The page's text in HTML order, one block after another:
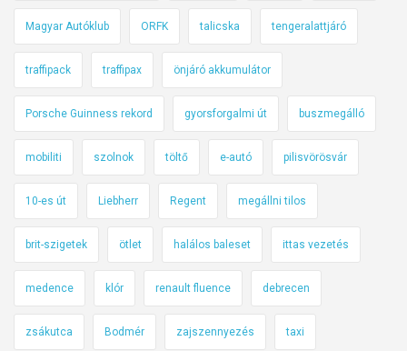
Magyar Autóklub ORFK talicska tengeralattjáró
traffipack traffipax önjáró akkumulátor
Porsche Guinness rekord gyorsforgalmi út buszmegálló
mobiliti szolnok töltő e-autó pilisvörösvár
10-es út Liebherr Regent megállni tilos
brit-szigetek ötlet halálos baleset ittas vezetés
medence klór renault fluence debrecen
zsákutca Bodmér zajszennyezés taxi